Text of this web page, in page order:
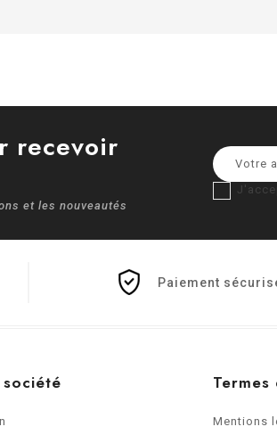
recevoir
et les nouveautés
Paiement
Mentions